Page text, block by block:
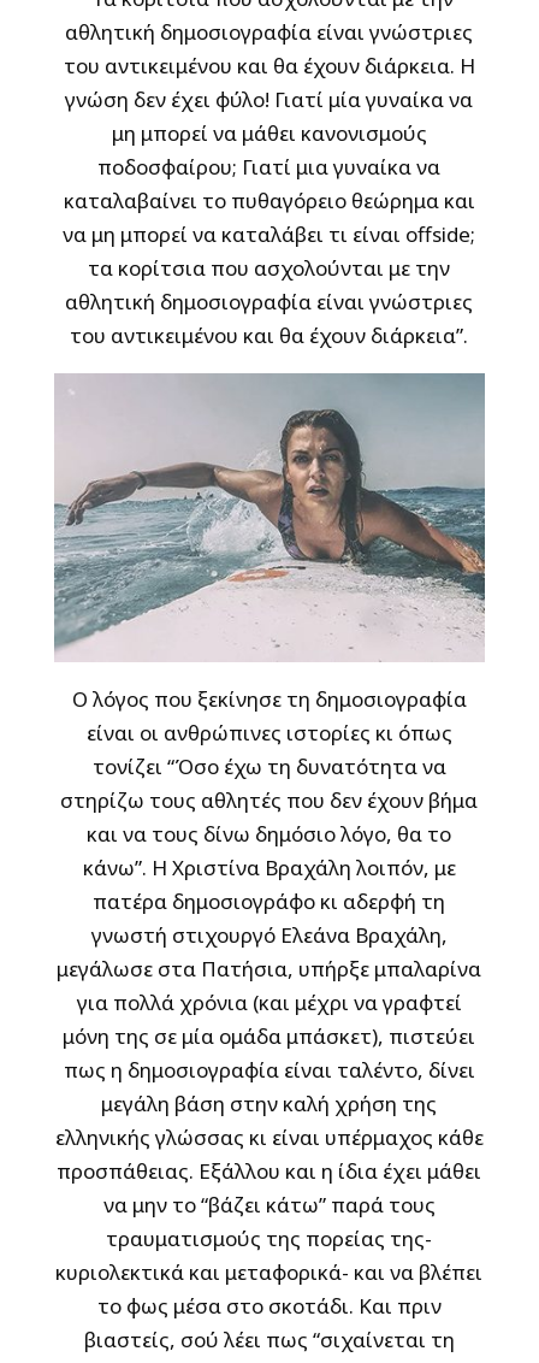
αθλητική δημοσιογραφία είναι γνώστριες
του αντικειμένου και θα έχουν διάρκεια. Η
γνώση δεν έχει φύλο! Γιατί μία γυναίκα να
μη μπορεί να μάθει κανονισμούς
ποδοσφαίρου; Γιατί μια γυναίκα να
καταλαβαίνει το πυθαγόρειο θεώρημα και
να μη μπορεί να καταλάβει τι είναι offside;
τα κορίτσια που ασχολούνται με την
αθλητική δημοσιογραφία είναι γνώστριες
του αντικειμένου και θα έχουν διάρκεια”.
Ο λόγος που ξεκίνησε τη δημοσιογραφία
είναι οι ανθρώπινες ιστορίες κι όπως
τονίζει “Όσο έχω τη δυνατότητα να
στηρίζω τους αθλητές που δεν έχουν βήμα
και να τους δίνω δημόσιο λόγο, θα το
κάνω”. Η Χριστίνα Βραχάλη λοιπόν, με
πατέρα δημοσιογράφο κι αδερφή τη
γνωστή στιχουργό Ελεάνα Βραχάλη,
μεγάλωσε στα Πατήσια, υπήρξε μπαλαρίνα
για πολλά χρόνια (και μέχρι να γραφτεί
μόνη της σε μία ομάδα μπάσκετ), πιστεύει
πως η δημοσιογραφία είναι ταλέντο, δίνει
μεγάλη βάση στην καλή χρήση της
ελληνικής γλώσσας κι είναι υπέρμαχος κάθε
προσπάθειας. Εξάλλου και η ίδια έχει μάθει
να μην το “βάζει κάτω” παρά τους
τραυματισμούς της πορείας της-
κυριολεκτικά και μεταφορικά- και να βλέπει
το φως μέσα στο σκοτάδι. Και πριν
βιαστείς, σού λέει πως “σιχαίνεται τη